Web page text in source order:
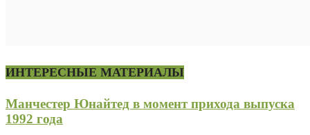
ИНТЕРЕСНЫЕ МАТЕРИАЛЫ
Манчестер Юнайтед в момент прихода выпуска
1992 года